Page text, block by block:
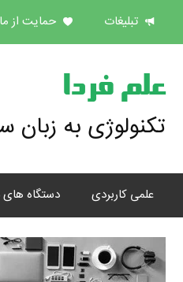
تبلیغات حمایت از ما
علم فردا
تکنولوژی به زبان
علمی کاربردی دستگاه های